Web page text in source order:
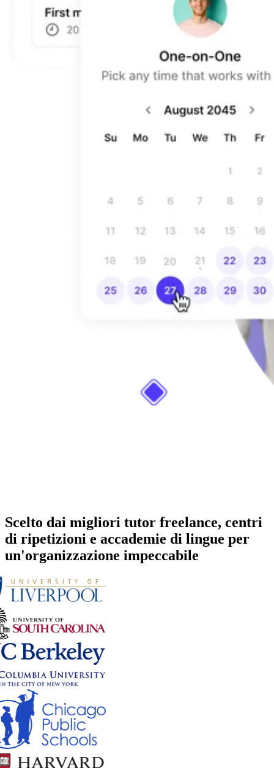
Scelto dai migliori tutor freelance, centri
di ripetizioni e accademie di lingue per
un'organizzazione impeccabile